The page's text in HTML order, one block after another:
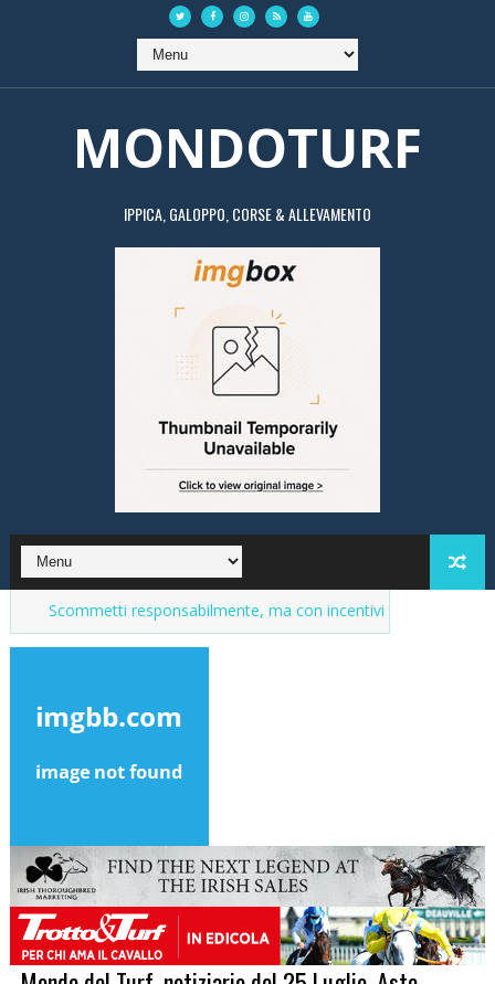
MONDOTURF
IPPICA, GALOPPO, CORSE & ALLEVAMENTO
responsabilmente, ma con incentivi Market del